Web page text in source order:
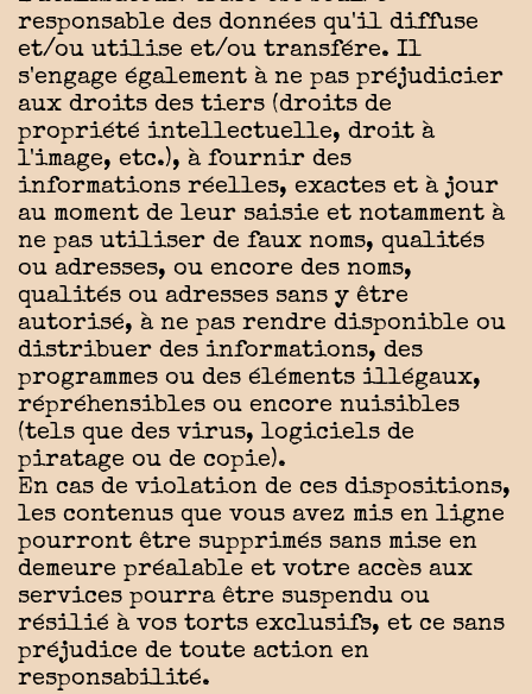
responsable des données qu'il diffuse
et/ou utilise et/ou transfére. Il
s'engage également à ne pas préjudicier
aux droits des tiers (droits de
propriété intellectuelle, droit à
l'image, etc.), à fournir des
informations réelles, exactes et à jour
au moment de leur saisie et notamment à
ne pas utiliser de faux noms, qualités
ou adresses, ou encore des noms,
qualités ou adresses sans y être
autorisé, à ne pas rendre disponible ou
distribuer des informations, des
programmes ou des éléments illégaux,
répréhensibles ou encore nuisibles
(tels que des virus, logiciels de
piratage ou de copie).
En cas de violation de ces dispositions,
les contenus que vous avez mis en ligne
pourront être supprimés sans mise en
demeure préalable et votre accès aux
services pourra être suspendu ou
résilié à vos torts exclusifs, et ce sans
préjudice de toute action en
responsabilité.